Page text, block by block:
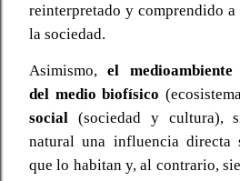
reinterpretado y comprendido
la sociedad.
Asimismo,el
del medio biofísico
social (sociedad y cultura),
natural una influencia directa
que lo habitan y, al contrario,